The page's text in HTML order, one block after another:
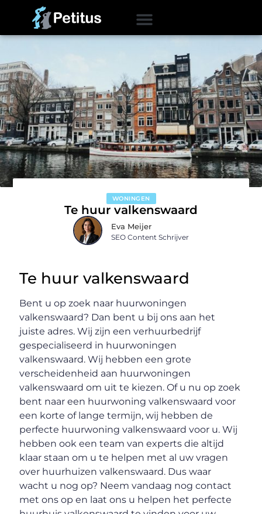
WONINGEN
Te huur valkenswaard
Eva Meijer
SEO Content Schrijver
Te huur valkenswaard
Bent u op zoek naar huurwoningen
valkenswaard? Dan bent u bij ons aan het
juiste adres. Wij zijn een verhuurbedrijf
gespecialiseerd in huurwoningen
valkenswaard. Wij hebben een grote
verscheidenheid aan huurwoningen
valkenswaard om uit te kiezen. Of u nu op zoek
bent naar een huurwoning valkenswaard voor
een korte of lange termijn, wij hebben de
perfecte huurwoning valkenswaard voor u. Wij
hebben ook een team van experts die altijd
klaar staan om u te helpen met al uw vragen
over huurhuizen valkenswaard. Dus waar
wacht u nog op? Neem vandaag nog contact
met ons op en laat ons u helpen het perfecte